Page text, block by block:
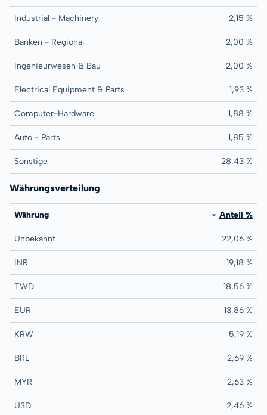
Industrial - Machinery 2,15 %
Banken - Regional 2,00 %
Ingenieurwesen & Bau 2,00 %
Electrical Equipment & Parts 1,93 %
Computer-Hardware 1,88 %
Auto - Parts 1,85 %
Sonstige 28,43 %
Währungsverteilung
Währung Anteil %
Unbekannt 22,06 %
INR 19,18 %
TWD 18,56 %
EUR 13,86 %
KRW 5,19 %
BRL 2,69 %
MYR 2,63 %
USD 2,46 %